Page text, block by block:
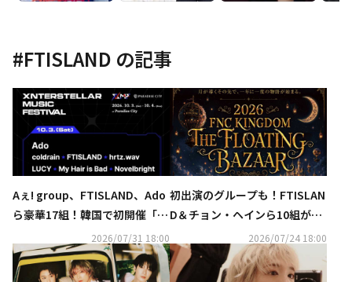
#FTISLAND の記事
Aぇ! group、FTISLAND、Ado
ら豪華17組！韓国で初開催「X
MF 2026」第1弾ラインナップ
発表
2026/07/31 18:00
初出演のグループも！FTISLAN
D＆チョン・ヘインら10組が集
結「FNC KINGDOM」日本で12
月に開催決定
2026/07/24 18:00